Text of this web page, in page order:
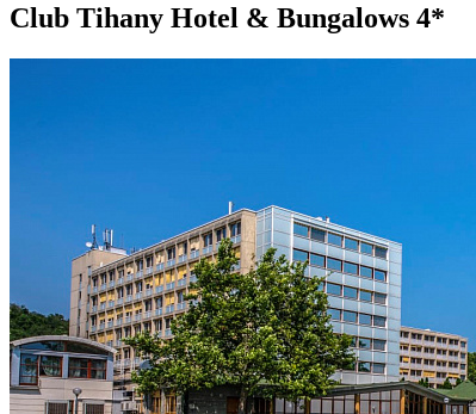
Club Tihany Hotel & Bungalows 4*